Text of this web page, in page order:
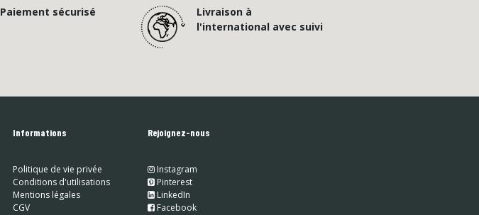
Livraison à
l'international avec suivi
Paiement sécurisé
Informations
Politique de vie privée
Conditions d'utilisations
Mentions légales
CGV
Rejoignez-nous
Instagram
Pinterest
LinkedIn
​ Facebook